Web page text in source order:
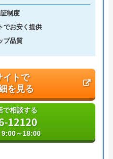
市中央区瓦屋町3丁目7-3 イ
ビル
制度
でお安く提供
プ品質
イトで
を見る
で相談する
12120
9:00～18:00